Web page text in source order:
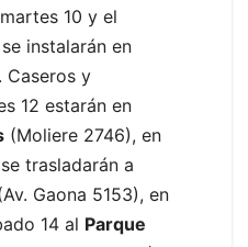
10 y el
instalarán en
Caseros y
12 estarán en
(Moliere 2746), en
trasladarán a
Gaona 5153), en
14 al Parque